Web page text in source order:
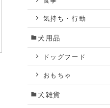
気持ち・行動
犬用品
ドッグフード
おもちゃ
犬雑貨